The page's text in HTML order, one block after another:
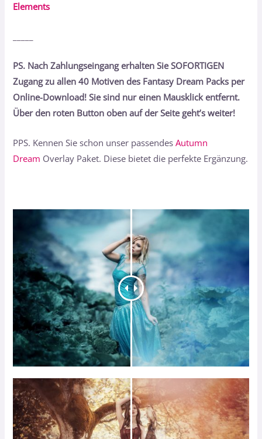
Elements
PS. Nach Zahlungseingang erhalten Sie SOFORTIGEN
Zugang zu allen 40 Motiven des Fantasy Dream Packs per
Online-Download! Sie sind nur einen Mausklick entfernt.
Über den roten Button oben auf der Seite geht’s weiter!
PPS. Kennen Sie schon unser passendesAutumn
Dream Overlay Paket. Diese bietet die perfekte Ergänzung.